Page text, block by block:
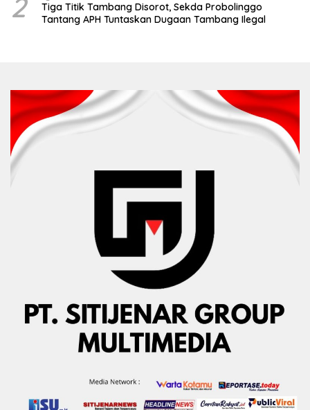
Tiga Titik Tambang Disorot, Sekda Probolinggo
Tantang APH Tuntaskan Dugaan Tambang Ilegal